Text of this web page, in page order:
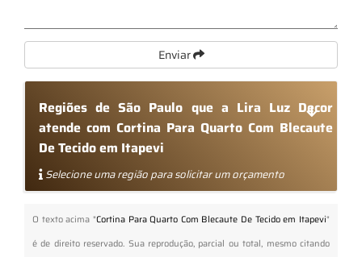
Enviar
Regiões de São Paulo que a Lira Luz Decor
atende com Cortina Para Quarto Com Blecaute
De Tecido em Itapevi
Selecione uma região para solicitar um orçamento
O texto acima "Cortina Para Quarto Com Blecaute De Tecido em Itapevi"
é de direito reservado. Sua reprodução, parcial ou total, mesmo citando